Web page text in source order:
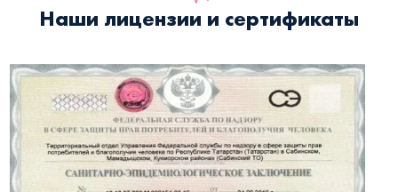
Наши лицензии и сертификаты